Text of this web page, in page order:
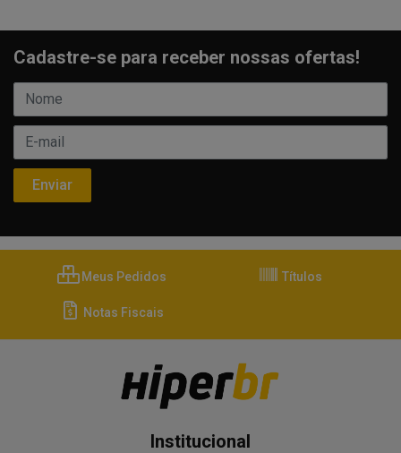
Cadastre-se para receber nossas ofertas!
Meus Pedidos Títulos
Notas Fiscais
Institucional